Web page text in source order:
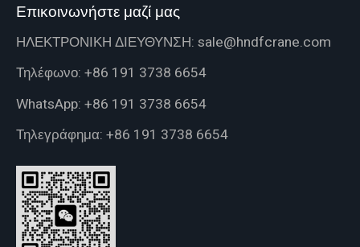
Επικοινωνήστε μαζί μας
ΗΛΕΚΤΡΟΝΙΚΗ ΔΙΕΥΘΥΝΣΗ: sale@hndfcrane.com
Τηλέφωνο: +86 191 3738 6654
WhatsApp: +86 191 3738 6654
Τηλεγράφημα: +86 191 3738 6654